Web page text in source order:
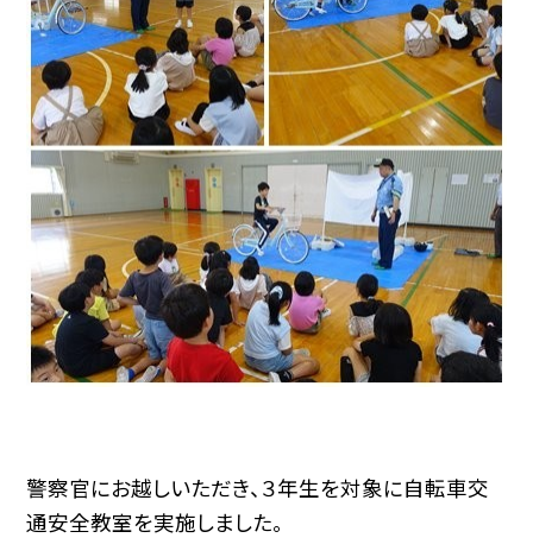
警察官にお越しいただき、３年生を対象に自転車交
通安全教室を実施しました。